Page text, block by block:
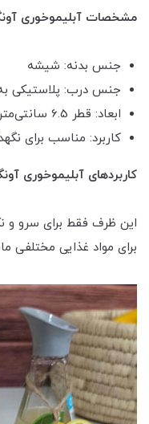
مشخصات آبلیموخوری آونگ سایز 3
جنس بدنه: شیشه
جنس درب: پلاستیکی به
ابعاد: قطر 6.5 سانتی‌متر، ارتفاع 18 سانتی‌متر
کاربرد: مناسب برای
کاربردهای آبلیموخوری آونگ سایز 3
این ظرف فقط برای سرو و
برای مواد غذایی مختلفی